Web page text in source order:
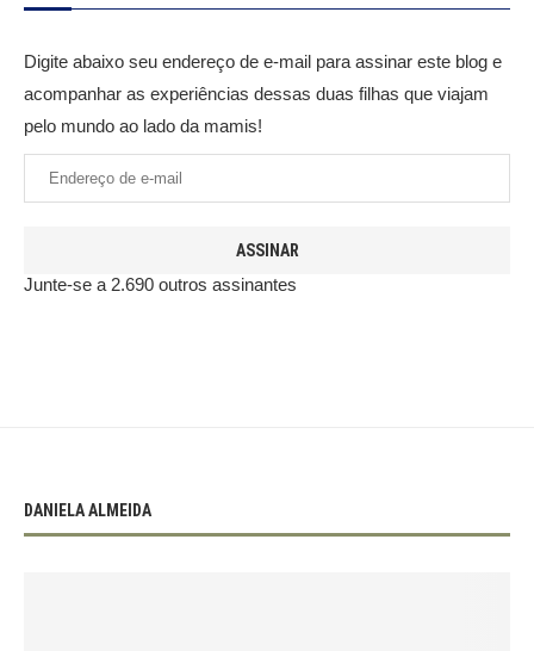
Digite abaixo seu endereço de e-mail para assinar este blog e
acompanhar as experiências dessas duas filhas que viajam
pelo mundo ao lado da mamis!
ASSINAR
Junte-se a 2.690 outros assinantes
DANIELA ALMEIDA